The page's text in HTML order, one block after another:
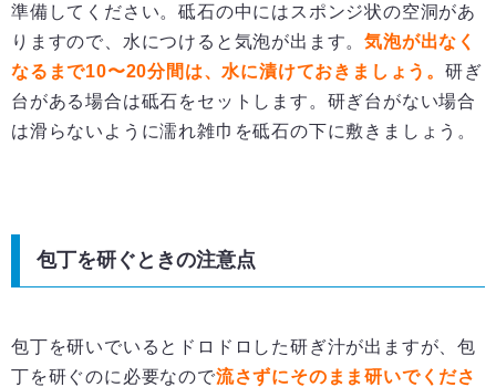
準備してください。砥石の中にはスポンジ状の空洞があ
りますので、水につけると気泡が出ます。気泡が出なく
なるまで10〜20分間は、水に漬けておきましょう。研ぎ
台がある場合は砥石をセットします。研ぎ台がない場合
は滑らないように濡れ雑巾を砥石の下に敷きましょう。
包丁を研ぐときの注意点
包丁を研いでいるとドロドロした研ぎ汁が出ますが、包
丁を研ぐのに必要なので流さずにそのまま研いでくださ